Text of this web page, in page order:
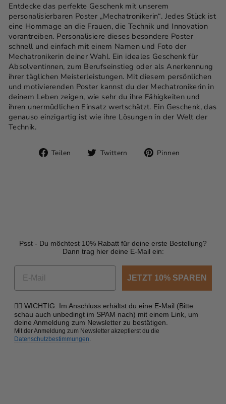
Entdecke das perfekte Geschenk mit unserem
personalisierbaren Poster „Mechatronikerin“. Jedes Stück ist
eine Hommage an die Frauen, die Technik und Innovation
vorantreiben. Personalisiere dieses besondere Poster
schnell und einfach mit einem Namen und Foto der
Mechatronikerin deiner Wahl. Ein ideales Geschenk für
Absolventinnen, zum Berufseinstieg oder als Anerkennung
ihrer täglichen Meisterleistungen. Mit diesem persönlichen
und motivierenden Poster kannst du der Mechatronikerin in
deinem Leben zeigen, wie sehr du ihre Fähigkeiten und
ihren unermüdlichen Einsatz wertschätzt. Ein Geschenk, das
genauso einzigartig ist wie ihre Lösungen in der Welt der
Technik.
Teilen
Auf
Twittern
Auf
Pinnen
Psst - Du möchtest 10% Rabatt für deine erste Bestellung?
Dann trag hier deine E-Mail ein:
JETZT 10% SPAREN
☝🏼 WICHTIG: Im Anschluss erhältst du eine E-Mail (Bitte
schau auch unbedingt im SPAM nach) mit einem Link, um
deine Anmeldung zum Newsletter zu bestätigen.
Mit der Anmeldung zum Newsletter akzeptierst du die
Datenschutzbestimmungen